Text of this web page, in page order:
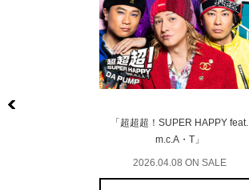
「超超超！SUPER HAPPY feat.
m.c.A・T」
2026.04.08 ON SALE